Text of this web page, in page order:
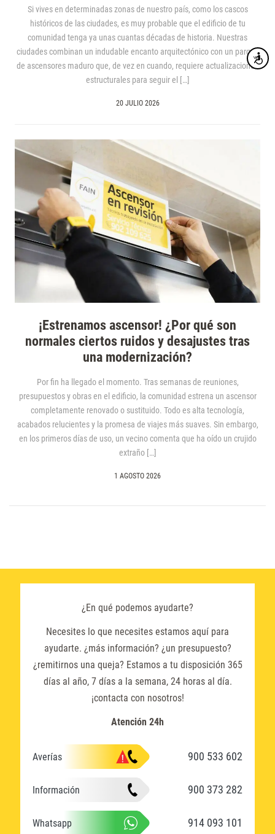
Si vives en determinadas zonas de nuestro país, como los cascos
históricos de las ciudades, es muy probable que el edificio de tu
comunidad tenga ya unas cuantas décadas de historia. Nuestras
ciudades combinan un indudable encanto arquitectónico con un parque
de ascensores maduro que, de vez en cuando, requiere actualizaciones
estructurales para seguir el […]
20 JULIO 2026
¡Estrenamos ascensor! ¿Por qué son
normales ciertos ruidos y desajustes tras
una modernización?
Por fin ha llegado el momento. Tras semanas de reuniones,
presupuestos y obras en el edificio, la comunidad estrena un ascensor
completamente renovado o sustituido. Todo es alta tecnología,
acabados relucientes y la promesa de viajes más suaves. Sin embargo,
en los primeros días de uso, un vecino comenta que ha oído un crujido
extraño […]
1 AGOSTO 2026
¿En qué podemos ayudarte?
Necesites lo que necesites estamos aquí para
ayudarte. ¿más información? ¿un presupuesto?
¿remitirnos una queja? Estamos a tu disposición 365
días al año, 7 días a la semana, 24 horas al día.
¡contacta con nosotros!
Atención 24h
Averías 900 533 602
Información 900 373 282
Whatsapp 914 093 101